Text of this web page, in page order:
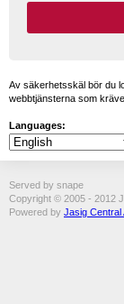
Av säkerhetsskäl bör du
webbtjänsterna som
Languages:
Served by snape
Copyright © 2005 - 2012
Powered by Jasig Central